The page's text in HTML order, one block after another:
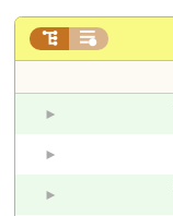
 